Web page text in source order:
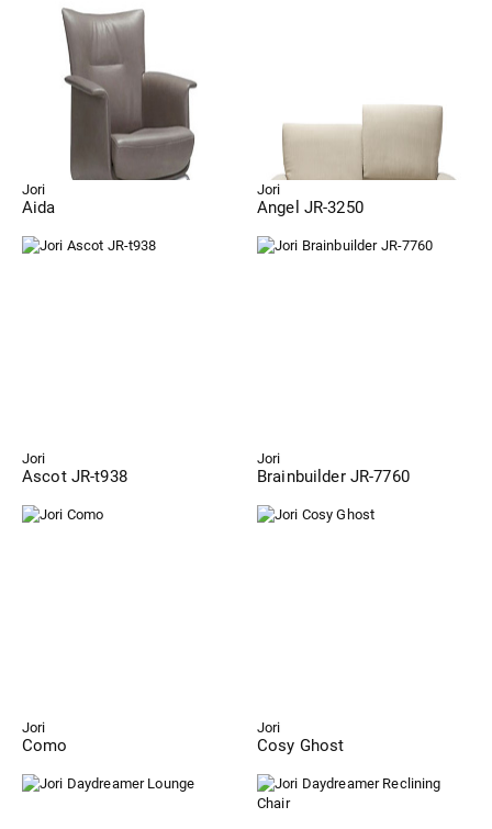
Jori
Aida
Jori
Angel JR-3250
Jori
Ascot JR-t938
Jori
Brainbuilder JR-7760
Jori
Como
Jori
Cosy Ghost